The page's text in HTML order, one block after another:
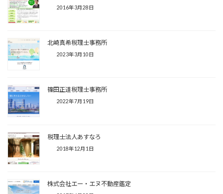
2016年3月28日
北崎真希税理士事務所
2023年3月10日
篠田正道税理士事務所
2022年7月19日
税理士法人あすなろ
2018年12月1日
株式会社エー・エヌ不動産鑑定